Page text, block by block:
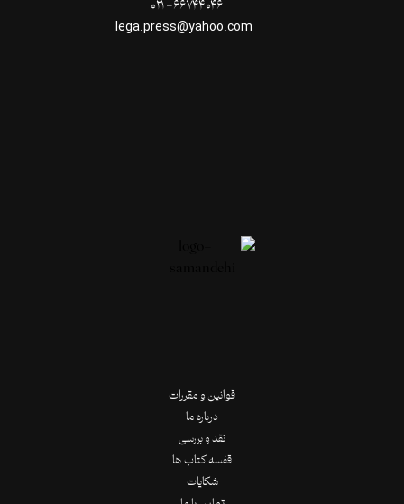
قوانین و مقررات
درباره ما
نقد و بررسی
قفسه کتاب ها
شکایات